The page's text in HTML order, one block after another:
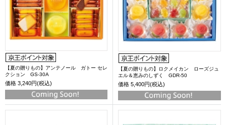
【夏の贈りもの】アンテノール ガトー セレ
クション GS-30A
価格 3,240円(税込)
【夏の贈りもの】ロクメイカン ローズジュ
エル＆恵みのしずく GDR-50
価格 5,400円(税込)